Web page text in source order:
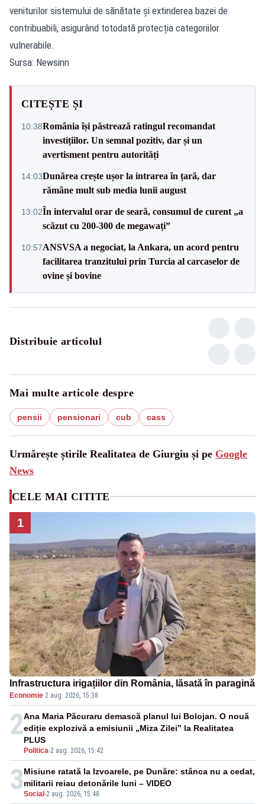
veniturilor sistemului de sănătate și extinderea bazei de
contribuabili, asigurând totodată protecția categoriilor
vulnerabile.
Sursa: Newsinn
CITEȘTE ȘI
10:38România își păstrează ratingul recomandat
investițiilor. Un semnal pozitiv, dar și un
avertisment pentru autorități
14:03Dunărea crește ușor la intrarea în țară, dar
rămâne mult sub media lunii august
13:02În intervalul orar de seară, consumul de curent „a
scăzut cu 200-300 de megawați”
10:57ANSVSA a negociat, la Ankara, un acord pentru
facilitarea tranzitului prin Turcia al carcaselor de
ovine și bovine
Distribuie articolul
Mai multe articole despre
pensii pensionari cub cass
Urmărește știrile Realitatea de Giurgiu și pe Google
News
CELE MAI CITITE
1
Infrastructura irigațiilor din România, lăsată în paragină
Economie·2 aug. 2026, 15:38
2
Politica-2 aug. 2026, 15:42
Ana Maria Păcuraru demască planul lui Bolojan. O nouă
ediție explozivă a emisiunii „Miza Zilei” la Realitatea
PLUS
3Social -2 aug. 2026, 15:48
Misiune ratată la Izvoarele, pe Dunăre: stânca nu a cedat,
militarii reiau detonările luni – VIDEO